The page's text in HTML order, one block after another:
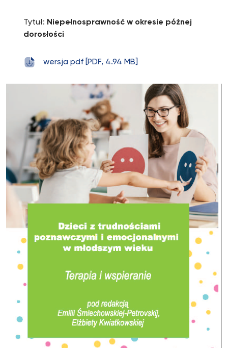
Tytuł: Niepełnosprawność w okresie późnej
dorosłości
wersja pdf [PDF, 4.94 MB]